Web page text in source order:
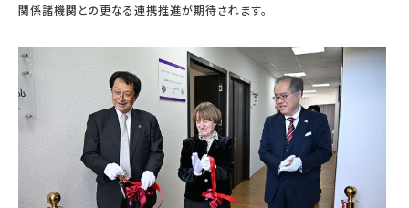
関係諸機関との更なる連携推進が期待されます。